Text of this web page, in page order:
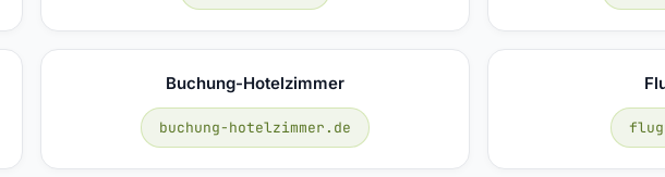
Buchung-Hotelzimmer
buchung-hotelzimmer.de